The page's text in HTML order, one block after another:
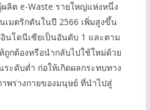
ผลิต e-Waste รายใหญ่แห่งหนึ่ง
มตริกตันในปี 2566 เพิ่มสูงขึ้น
นโดนีเซียเป็นอันดับ 1 และตาม
กต้องหรือนำกลับไปใช้ใหม่ด้วย
ระดับต่ำ ก่อให้เกิดผลกระทบทาง
พร่างกายของมนุษย์ ที่นำไปสู่